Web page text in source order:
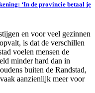
‘In de provincie betaal je
en voor veel gezinnen
is dat de verschillen
voelen mensen de
minder hard dan in
buiten de Randstad,
aanzienlijk meer voor